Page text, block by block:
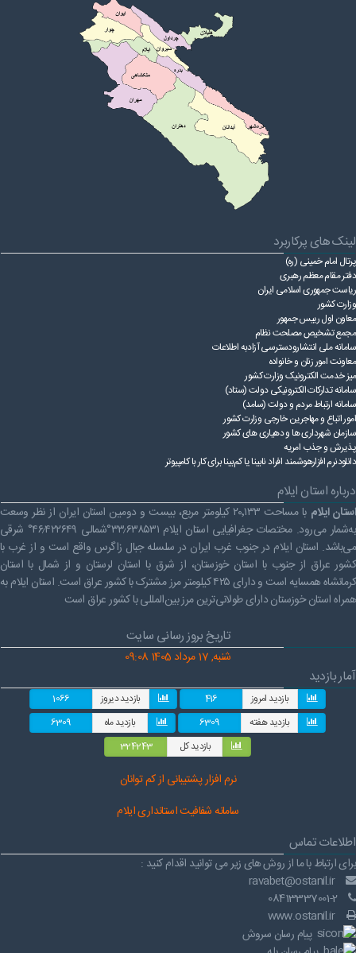
لینک های پرکاربرد
پرتال امام خمینی (ره)
دفتر مقام معظم رهبری
ریاست ‌جمهوری اسلامی ایران
وزارت کشور
معاون اول رییس جمهور
مجمع تشخیص مصلحت نظام
سامانه ملی انتشارودسترسی آزادبه اطلاعات
معاونت امور زنان و خانواده
میز خدمت الکترونیک وزارت کشور
سامانه تدارکات الکترونیکی دولت (ستاد)
سامانه ارتباط مردم و دولت (سامد)
امور اتباع و مهاجرین خارجی وزارت کشور
سازمان شهرداری ها و دهیاری های کشور
پذیرش و جذب امریه
دانلودنرم افزارهوشمند افراد نابینا یا کم‌بینا برای کار با کامپیوتر
درباره استان ایلام
استان ایلام
با مساحت ۲۰٬۱۳۳ کیلومتر مربع، بیست و دومین استان ایران از نظر وسعت
به‌شمار می‌رود. مختصات جغرافیایی استان ایلام ۳۳٫۶۳۸۵۳۱°شمالی ۴۶٫۴۲۲۶۴۹° شرقی
می‌باشد. استان ایلام در جنوب غرب ایران در سلسله جبال زاگرس واقع است و از غرب با
کشور عراق از جنوب با استان خوزستان، از شرق با استان لرستان و از شمال با استان
کرمانشاه همسایه است و دارای ۴۲۵ کیلومتر مرز مشترک با کشور عراق است. استان ایلام به
همراه استان خوزستان دارای طولانی‌ترین مرز بین‌المللی با کشور عراق است
تاریخ بروز رسانی سایت
شنبه, 17 مرداد 1405 09:08
آمار بازدید
بازدید امروز 416 بازدید دیروز
1066
بازدید هفته
6309 بازدید ماه
6309
بازدید کل
324243
نرم افزار پشتیبانی از کم توانان
سامانه شفافیت استانداری ایلام
اطلاعات تماس
برای ارتباط با ما از روش های زیر می توانید اقدام کنید :
ravabet@ostanil.ir
www.ostanil.ir
پیام رسان سروش